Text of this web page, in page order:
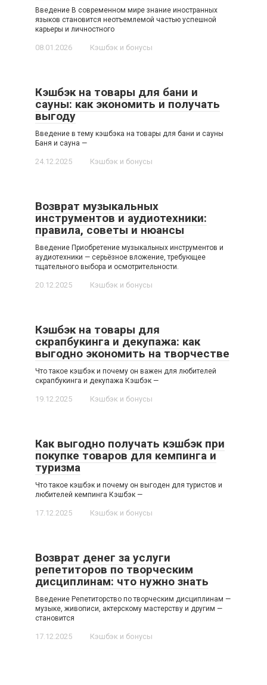
Введение В современном мире знание иностранных
языков становится неотъемлемой частью успешной
карьеры и личностного
08.01.2026 Кэшбэк и бонусы
Кэшбэк на товары для бани и
сауны: как экономить и получать
выгоду
Введение в тему кэшбэка на товары для бани и сауны
Баня и сауна —
24.12.2025 Кэшбэк и бонусы
Возврат музыкальных
инструментов и аудиотехники:
правила, советы и нюансы
Введение Приобретение музыкальных инструментов и
аудиотехники — серьёзное вложение, требующее
тщательного выбора и осмотрительности.
20.12.2025 Кэшбэк и бонусы
Кэшбэк на товары для
скрапбукинга и декупажа: как
выгодно экономить на творчестве
Что такое кэшбэк и почему он важен для любителей
скрапбукинга и декупажа Кэшбэк —
19.12.2025 Кэшбэк и бонусы
Как выгодно получать кэшбэк при
покупке товаров для кемпинга и
туризма
Что такое кэшбэк и почему он выгоден для туристов и
любителей кемпинга Кэшбэк —
17.12.2025 Кэшбэк и бонусы
Возврат денег за услуги
репетиторов по творческим
дисциплинам: что нужно знать
Введение Репетиторство по творческим дисциплинам —
музыке, живописи, актерскому мастерству и другим —
становится
17.12.2025 Кэшбэк и бонусы